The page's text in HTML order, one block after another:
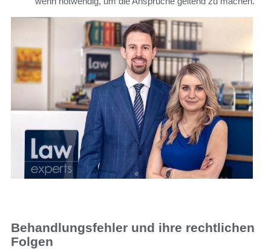
Behandlungsfehler und ihre rechtlichen
Folgen